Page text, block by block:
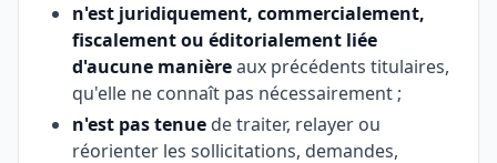
n'est juridiquement, commercialement,
fiscalement ou éditorialement liée
d'aucune manièreaux précédents titulaires,
qu'elle ne connaît pas nécessairement ;
n'est pas tenue de traiter, relayer ou
réorienter les sollicitations, demandes,